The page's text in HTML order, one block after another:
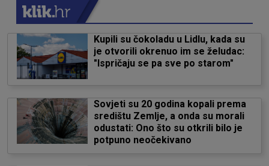
Kupili su čokoladu u Lidlu, kada su
je otvorili okrenuo im se želudac:
"Ispričaju se pa sve po starom"
Sovjeti su 20 godina kopali prema
središtu Zemlje, a onda su morali
odustati: Ono što su otkrili bilo je
potpuno neočekivano